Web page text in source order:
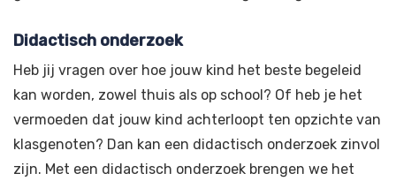
Didactisch onderzoek
Heb jij vragen over hoe jouw kind het beste begeleid
kan worden, zowel thuis als op school? Of heb je het
vermoeden dat jouw kind achterloopt ten opzichte van
klasgenoten? Dan kan een didactisch onderzoek zinvol
zijn. Met een didactisch onderzoek brengen we het